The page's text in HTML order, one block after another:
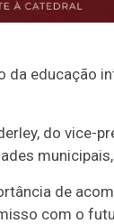
da educação
do vice-
de
com o